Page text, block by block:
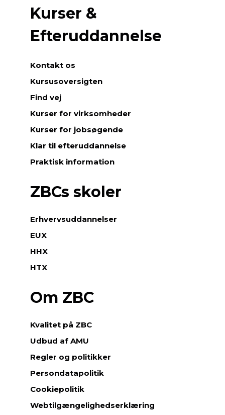
Kurser &
Efteruddannelse
Kontakt os
Kursusoversigten
Find vej
Kurser for virksomheder
Kurser for jobsøgende
Klar til efteruddannelse
Praktisk information
ZBCs skoler
Erhvervsuddannelser
EUX
HHX
HTX
Om ZBC
Kvalitet på ZBC
Udbud af AMU
Regler og politikker
Persondatapolitik
Cookiepolitik
Webtilgængelighedserklæring